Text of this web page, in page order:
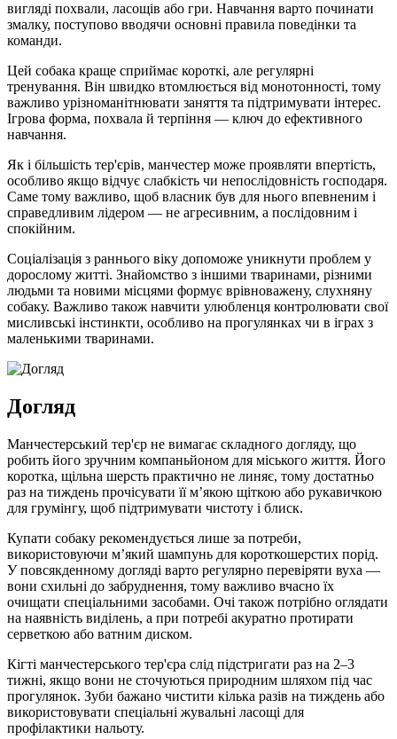
вигляді похвали, ласощів або гри. Навчання варто починати
змалку, поступово вводячи основні правила поведінки та
команди.
Цей собака краще сприймає короткі, але регулярні
тренування. Він швидко втомлюється від монотонності, тому
важливо урізноманітнювати заняття та підтримувати інтерес.
Ігрова форма, похвала й терпіння — ключ до ефективного
навчання.
Як і більшість тер'єрів, манчестер може проявляти впертість,
особливо якщо відчує слабкість чи непослідовність господаря.
Саме тому важливо, щоб власник був для нього впевненим і
справедливим лідером — не агресивним, а послідовним і
спокійним.
Соціалізація з раннього віку допоможе уникнути проблем у
дорослому житті. Знайомство з іншими тваринами, різними
людьми та новими місцями формує врівноважену, слухняну
собаку. Важливо також навчити улюбленця контролювати свої
мисливські інстинкти, особливо на прогулянках чи в іграх з
маленькими тваринами.
Догляд
Манчестерський тер'єр не вимагає складного догляду, що
робить його зручним компаньйоном для міського життя. Його
коротка, щільна шерсть практично не линяє, тому достатньо
раз на тиждень прочісувати її м’якою щіткою або рукавичкою
для грумінгу, щоб підтримувати чистоту і блиск.
Купати собаку рекомендується лише за потреби,
використовуючи м’який шампунь для короткошерстих порід.
У повсякденному догляді варто регулярно перевіряти вуха —
вони схильні до забруднення, тому важливо вчасно їх
очищати спеціальними засобами. Очі також потрібно оглядати
на наявність виділень, а при потребі акуратно протирати
серветкою або ватним диском.
Кігті манчестерського тер'єра слід підстригати раз на 2–3
тижні, якщо вони не сточуються природним шляхом під час
прогулянок. Зуби бажано чистити кілька разів на тиждень або
використовувати спеціальні жувальні ласощі для
профілактики нальоту.